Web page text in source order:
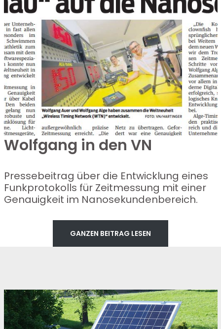
Wolfgang in den VN
Pressebeitrag über die Entwicklung eines
Funkprotokolls für Zeitmessung mit einer
Genauigkeit im Nanosekundenbereich.
GANZEN BEITRAG LESEN